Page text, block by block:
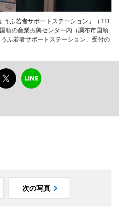
ふ若者サポートステーション」（TEL
の産業振興センター内（調布市国領
ふ若者サポートステーション」受付の
次の写真